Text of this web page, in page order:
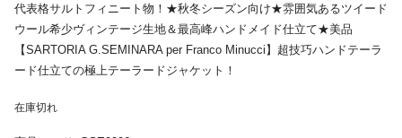
代表格サルトフィニート物！★秋冬シーズン向け★雰囲気あるツイード
ウール希少ヴィンテージ生地＆最高峰ハンドメイド仕立て★美品
【SARTORIA G.SEMINARA per Franco Minucci】超技巧ハンドテーラ
ード仕立ての極上テーラードジャケット！
在庫切れ